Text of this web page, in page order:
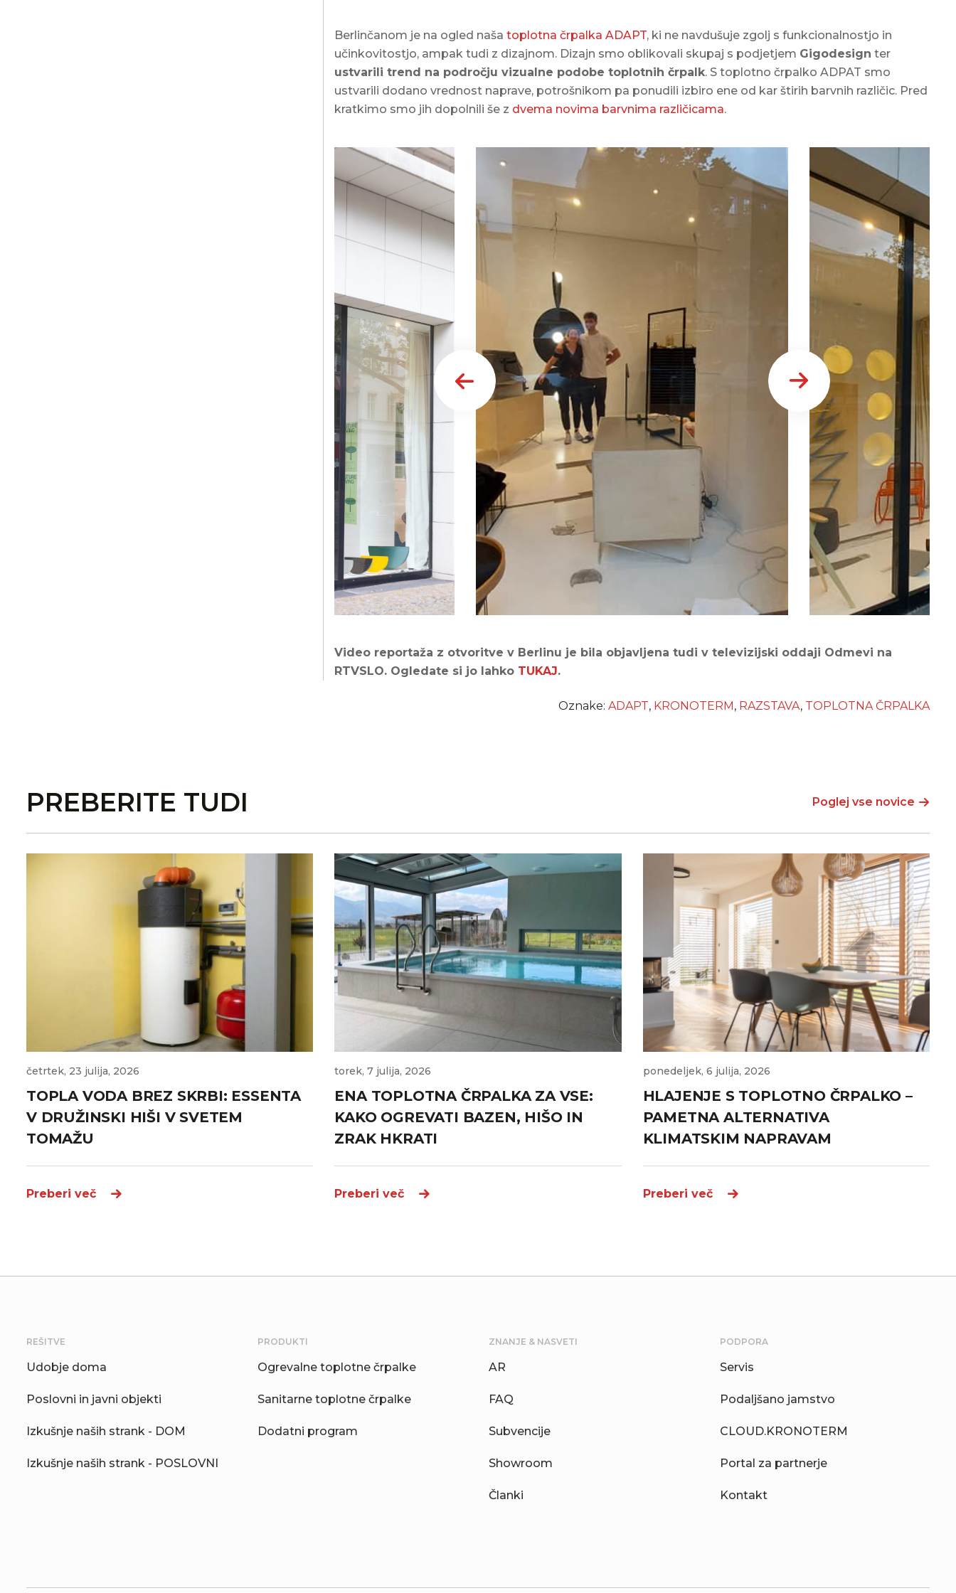
Berlinčanom je na ogled našatoplotna črpalka ADAPT, ki ne navdušuje zgolj s funkcionalnostjo in
učinkovitostjo, ampak tudi z dizajnom. Dizajn smo oblikovali skupaj s podjetjem Gigodesign ter
ustvarili trend na področju vizualne podobe toplotnih črpalk. S toplotno črpalko ADPAT smo
ustvarili dodano vrednost naprave, potrošnikom pa ponudili izbiro ene od kar štirih barvnih različic. Pred
kratkimo smo jih dopolnili še z dvema novima barvnima različicama.
Video reportaža z otvoritve v Berlinu je bila objavljena tudi v televizijski oddaji Odmevi na
RTVSLO. Ogledate si jo lahko TUKAJ.
Oznake: ADAPT, KRONOTERM, RAZSTAVA, TOPLOTNA ČRPALKA
PREBERITE TUDI Poglej vse novice
četrtek, 23 julija, 2026
TOPLA VODA BREZ SKRBI: ESSENTA
V DRUŽINSKI HIŠI V SVETEM
TOMAŽU
Preberi več
torek, 7 julija, 2026
ENA TOPLOTNA ČRPALKA ZA VSE:
KAKO OGREVATI BAZEN, HIŠO IN
ZRAK HKRATI
Preberi več
ponedeljek, 6 julija, 2026
HLAJENJE S TOPLOTNO ČRPALKO –
PAMETNA ALTERNATIVA
KLIMATSKIM NAPRAVAM
Preberi več
REŠITVE
Udobje doma
Poslovni in javni objekti
Izkušnje naših strank - DOM
Izkušnje naših strank - POSLOVNI
PRODUKTI
Ogrevalne toplotne črpalke
Sanitarne toplotne črpalke
Dodatni program
ZNANJE & NASVETI
AR
FAQ
Subvencije
Showroom
Članki
PODPORA
Servis
Podaljšano jamstvo
CLOUD.KRONOTERM
Portal za partnerje
Kontakt